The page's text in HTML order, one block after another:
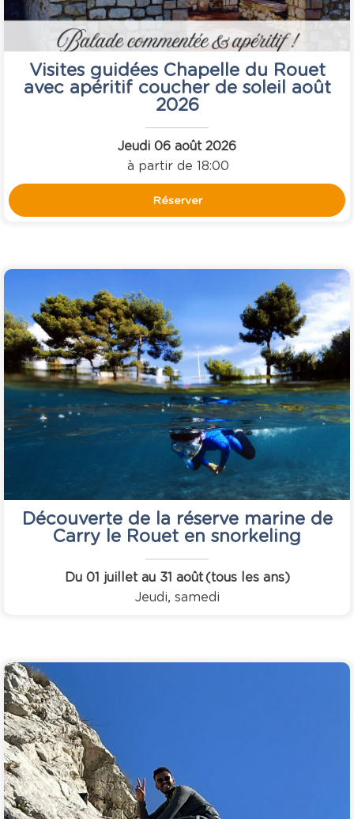
Visites guidées Chapelle du Rouet
avec apéritif coucher de soleil août
2026
Jeudi 06 août 2026
à partir de 18:00
Réserver
Découverte de la réserve marine de
Carry le Rouet en snorkeling
Du 01 juillet au 31 août(tous les ans)
Jeudi, samedi